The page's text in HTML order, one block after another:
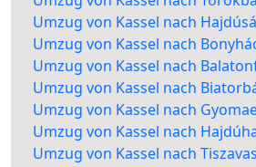
Umzug von Kassel nach
Umzug von Kassel nach
Umzug von Kassel nach
Umzug von Kassel nach
Umzug von Kassel nach
Umzug von Kassel nach
Umzug von Kassel nach